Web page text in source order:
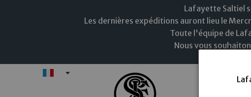
Lafayette Saltiel
Les dernières expéditions auront lieu le
Toute l'équipe de
Nous vous